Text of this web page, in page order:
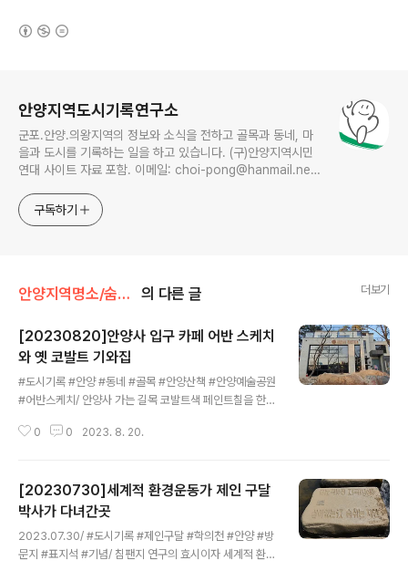
안양지역도시기록연구소
군포.안양.의왕지역의 정보와 소식을 전하고 골목과 동네, 마
을과 도시를 기록하는 일을 하고 있습니다. (구)안양지역시민
연대 사이트 자료 포함. 이메일: choi-pong@hanmail.net
구독하기
안양지역명소/숨은공간 의 다른 글 더보기
[20230820]안양사 입구 카페 어반 스케치
와 옛 코발트 기와집
#도시기록 #안양 #동네 #골목 #안양산책 #안양예술공원
#어반스케치/ 안양사 가는 길목 코발트색 페인트칠을 한
57)이 2021년 여름 어느날 철거돼 사라지고 새건물 신축
설까 궁금했는데 역시 카페다. .
0 0 2023. 8. 20.
[20230730]세계적 환경운동가 제인 구달
박사가 다녀간곳
2023.07.30/ #도시기록 #제인구달 #학의천 #안양 #방
문지 #표지석 #기념/ 침팬지 연구의 효시이자 세계적 환경